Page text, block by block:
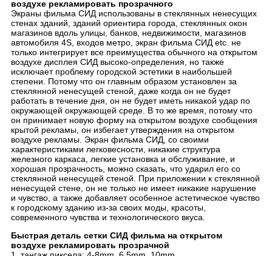
воздухе рекламировать прозрачного
Экраны фильма СИД использованы в стеклянных ненесущих
стенах зданий, зданий ориентира города, стеклянных окон
магазинов вдоль улицы, банков, недвижимости, магазинов
автомобиля 4S, входов метро, экран фильма СИД etc. не
только интегрирует все преимущества обычного на открытом
воздухе дисплея СИД высоко-определения, но также
исключает проблему городской эстетики в наибольшей
степени. Потому что он главным образом установлен за
стеклянной ненесущей стеной, даже когда он не будет
работать в течение дня, он не будет иметь никакой удар по
окружающей окружающей среде. В то же время, потому что
он принимает новую форму на открытом воздухе сообщения
крытой рекламы, он избегает утверждения на открытом
воздухе рекламы. Экран фильма СИД, со своими
характеристиками легковесности, никакие структура
железного каркаса, легкие установка и обслуживание, и
хорошая прозрачность, можно сказать, что ударил его со
стеклянной ненесущей стеной. При приложении к стеклянной
ненесущей стене, он не только не имеет никакие нарушение
и чувство, а также добавляет особенное астетическое чувство
к городскому зданию из-за своих моды, красоты,
современного чувства и технологического вкуса.
Быстрая деталь сетки СИД фильма на открытом
воздухе рекламировать прозрачной